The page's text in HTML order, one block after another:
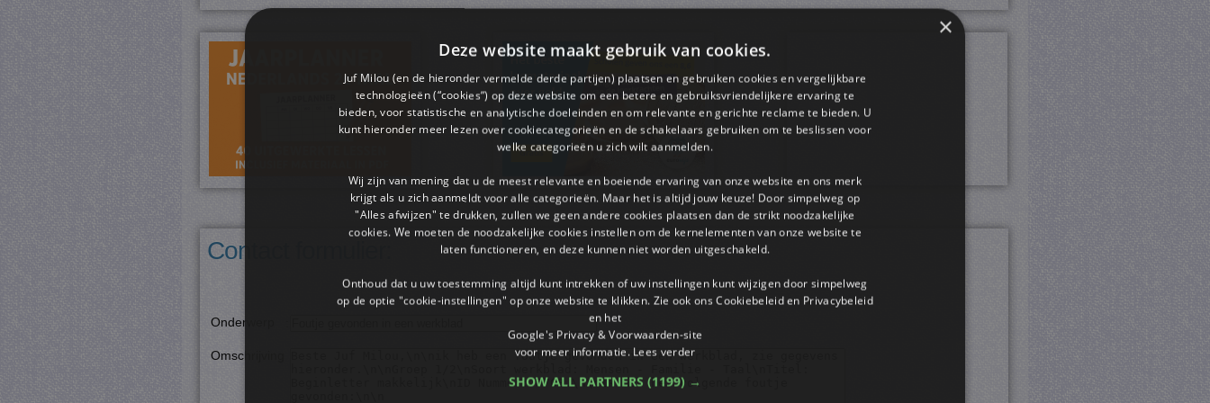
Contact formulier:
Onderwerp
Omschrijving
×
Deze website maakt gebruik van cookies.
Juf Milou (en de hieronder vermelde derde partijen) plaatsen en gebruiken cookies en vergelijkbare
technologieën (“cookies”) op deze website om een ​​betere en gebruiksvriendelijkere ervaring te
bieden, voor statistische en analytische doeleinden en om relevante en gerichte reclame te bieden. U
kunt hieronder meer lezen over cookiecategorieën en de schakelaars gebruiken om te beslissen voor
welke categorieën u zich wilt aanmelden.
Wij zijn van mening dat u de meest relevante en boeiende ervaring van onze website en ons merk
krijgt als u zich aanmeldt voor alle categorieën. Maar het is altijd jouw keuze! Door simpelweg op
"Alles afwijzen" te drukken, zullen we geen andere cookies plaatsen dan de strikt noodzakelijke
cookies. We moeten de noodzakelijke cookies instellen om de kernelementen van onze website te
laten functioneren, en deze kunnen niet worden uitgeschakeld.
Onthoud dat u uw toestemming altijd kunt intrekken of uw instellingen kunt wijzigen door simpelweg
op de optie "cookie-instellingen" op onze website te klikken. Zie ook ons ​​Cookiebeleid en Privacybeleid
en het
Google's Privacy & Voorwaarden-site
voor meer informatie. Lees verder
SHOW ALL PARTNERS (1199) →